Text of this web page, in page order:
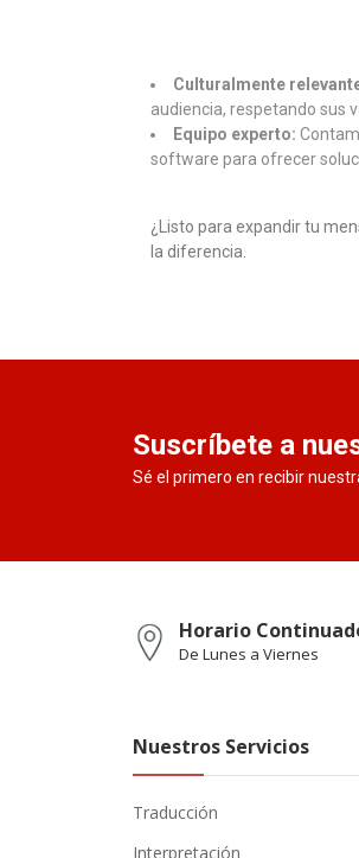
Culturalmente
audiencia, respetando sus
Equipo experto:
software para ofrecer
¿Listo para expandir tu
la diferencia.
Suscríbete a
Sé el primero en recibir
Horario
De Lunes a Viernes
Nuestros Servicios
Traducción
Interpretación